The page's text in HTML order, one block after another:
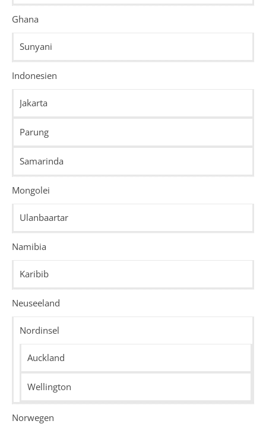
Ghana
Sunyani
Indonesien
Jakarta
Parung
Samarinda
Mongolei
Ulanbaartar
Namibia
Karibib
Neuseeland
Nordinsel
Auckland
Wellington
Norwegen